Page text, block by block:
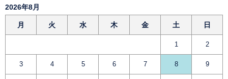
2026年8月
月 火 水 木 金 土 日
1 2
3 4 5 6 7 8 9